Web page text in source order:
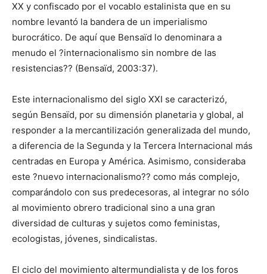
XX y confiscado por el vocablo estalinista que en su
nombre levantó la bandera de un imperialismo
burocrático. De aquí que Bensaïd lo denominara a
menudo el ?internacionalismo sin nombre de las
resistencias?? (Bensaïd, 2003:37).
Este internacionalismo del siglo XXI se caracterizó,
según Bensaïd, por su dimensión planetaria y global, al
responder a la mercantilización generalizada del mundo,
a diferencia de la Segunda y la Tercera Internacional más
centradas en Europa y América. Asimismo, consideraba
este ?nuevo internacionalismo?? como más complejo,
comparándolo con sus predecesoras, al integrar no sólo
al movimiento obrero tradicional sino a una gran
diversidad de culturas y sujetos como feministas,
ecologistas, jóvenes, sindicalistas.
El ciclo del movimiento altermundialista y de los foros